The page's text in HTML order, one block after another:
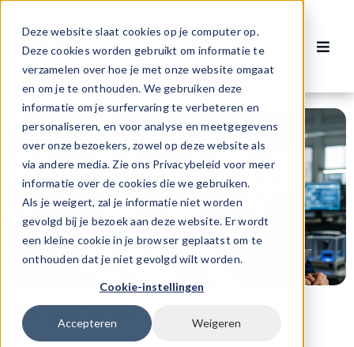
Deze website slaat cookies op je computer op.
Deze cookies worden gebruikt om informatie te
verzamelen over hoe je met onze website omgaat
en om je te onthouden. We gebruiken deze
informatie om je surfervaring te verbeteren en
personaliseren, en voor analyse en meetgegevens
over onze bezoekers, zowel op deze website als
via andere media. Zie ons Privacybeleid voor meer
informatie over de cookies die we gebruiken.
Als je weigert, zal je informatie niet worden
gevolgd bij je bezoek aan deze website. Er wordt
een kleine cookie in je browser geplaatst om te
onthouden dat je niet gevolgd wilt worden.
Cookie-instellingen
Accepteren Weigeren
naar
inhoud
Contact
Vacatures
Voor werknemers
Voor werkgevers
Over ons
26 juni 2025